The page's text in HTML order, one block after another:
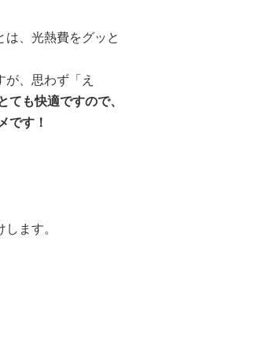
、光熱費をグッと
、思わず「え
ても快適ですので、
です！
ます。